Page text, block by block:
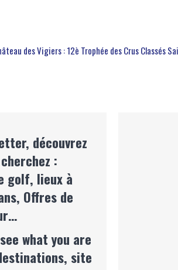
des Vigiers : 12è Trophée des Crus Classés
découvrez
:
golf, lieux à
Offres de
what you are
site